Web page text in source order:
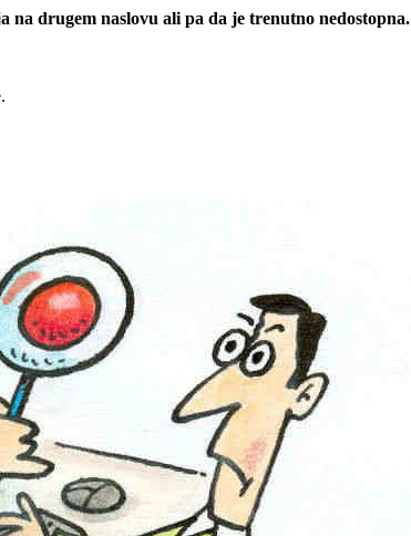
na drugem naslovu ali pa da je trenutno nedostopna.